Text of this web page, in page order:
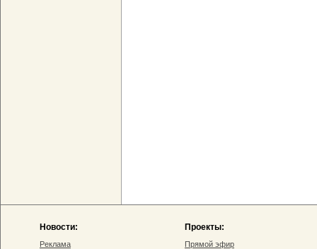
Новости:
Реклама
Проекты:
Прямой эфир